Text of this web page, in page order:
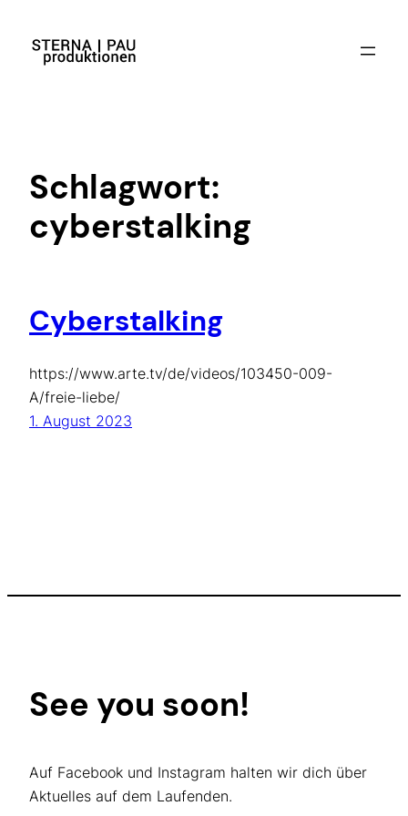
Inhalt
springen
Schlagwort:
cyberstalking
Cyberstalking
https://www.arte.tv/de/videos/103450-009-
A/freie-liebe/
1. August 2023
See you soon!
Auf Facebook und Instagram halten wir dich über
Aktuelles auf dem Laufenden.